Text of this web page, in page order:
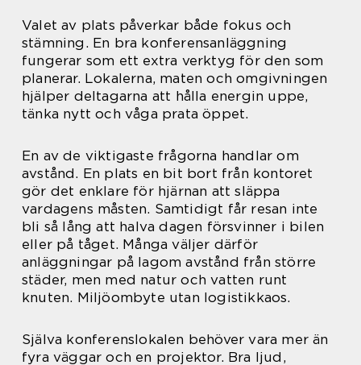
Valet av plats påverkar både fokus och
stämning. En bra konferensanläggning
fungerar som ett extra verktyg för den som
planerar. Lokalerna, maten och omgivningen
hjälper deltagarna att hålla energin uppe,
tänka nytt och våga prata öppet.
En av de viktigaste frågorna handlar om
avstånd. En plats en bit bort från kontoret
gör det enklare för hjärnan att släppa
vardagens måsten. Samtidigt får resan inte
bli så lång att halva dagen försvinner i bilen
eller på tåget. Många väljer därför
anläggningar på lagom avstånd från större
städer, men med natur och vatten runt
knuten. Miljöombyte utan logistikkaos.
Själva konferenslokalen behöver vara mer än
fyra väggar och en projektor. Bra ljud,